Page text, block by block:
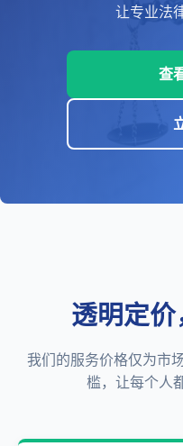
让专业法
查
透明定
我们的服务价格仅为市
槛，让每个人